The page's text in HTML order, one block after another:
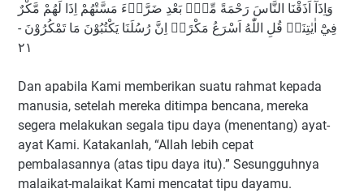
وَاِذَآ اَذَقْنَا النَّاسَ رَحْمَةً مِّنْۢ بَعْدِ ضَرَّاۤءَ مَسَّتْهُمْ اِذَا لَهُمْ مَّكْرٌ
فِيْٓ اٰيٰتِنَاۗ قُلِ اللّٰهُ اَسْرَعُ مَكْرًاۗ اِنَّ رُسُلَنَا يَكْتُبُوْنَ مَا تَمْكُرُوْنَ -
٢١
Dan apabila Kami memberikan suatu rahmat kepada
manusia, setelah mereka ditimpa bencana, mereka
segera melakukan segala tipu daya (menentang) ayat-
ayat Kami. Katakanlah, “Allah lebih cepat
pembalasannya (atas tipu daya itu).” Sesungguhnya
malaikat-malaikat Kami mencatat tipu dayamu.